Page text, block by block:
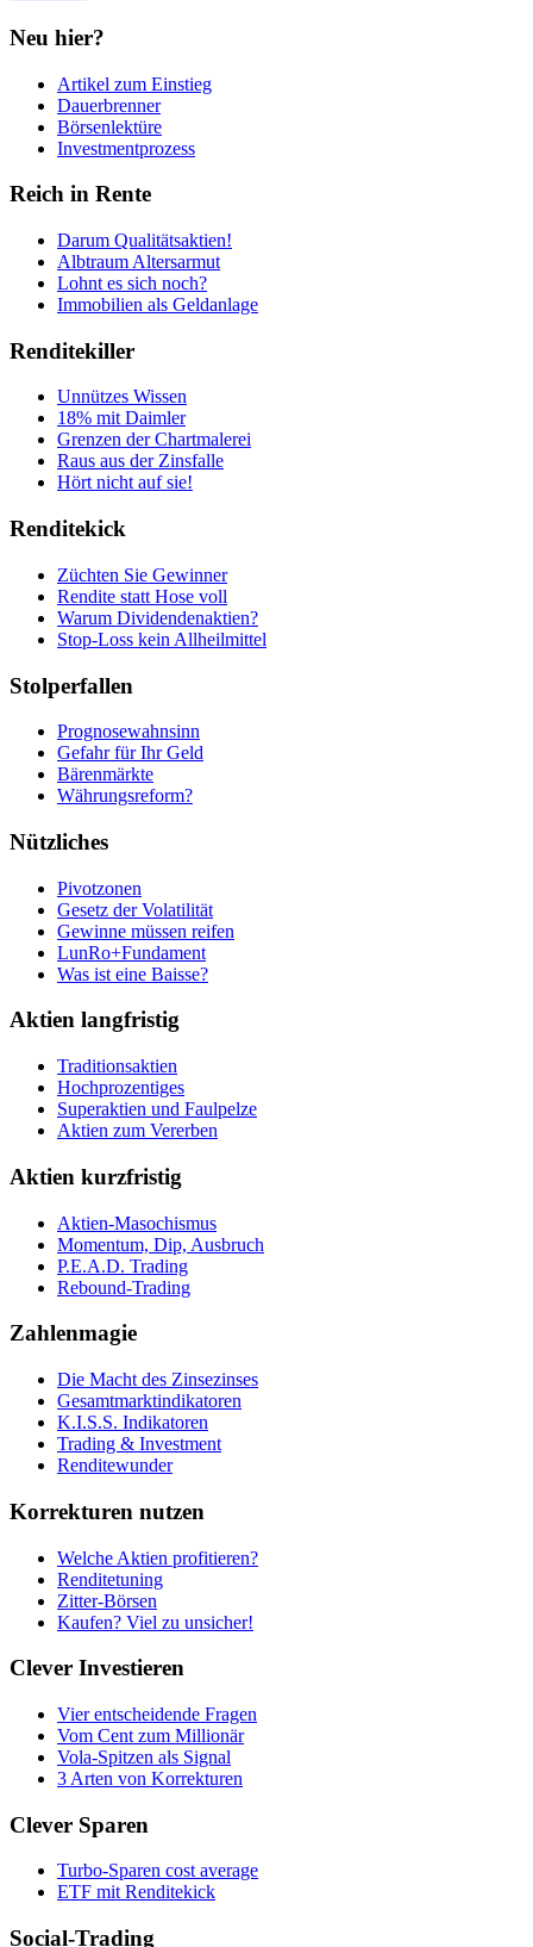
Neu hier?
Artikel zum Einstieg
Dauerbrenner
Börsenlektüre
Investmentprozess
Reich in Rente
Darum Qualitätsaktien!
Albtraum Altersarmut
Lohnt es sich noch?
Immobilien als Geldanlage
Renditekiller
Unnützes Wissen
18% mit Daimler
Grenzen der Chartmalerei
Raus aus der Zinsfalle
Hört nicht auf sie!
Renditekick
Züchten Sie Gewinner
Rendite statt Hose voll
Warum Dividendenaktien?
Stop-Loss kein Allheilmittel
Stolperfallen
Prognosewahnsinn
Gefahr für Ihr Geld
Bärenmärkte
Währungsreform?
Nützliches
Pivotzonen
Gesetz der Volatilität
Gewinne müssen reifen
LunRo+Fundament
Was ist eine Baisse?
Aktien langfristig
Traditionsaktien
Hochprozentiges
Superaktien und Faulpelze
Aktien zum Vererben
Aktien kurzfristig
Aktien-Masochismus
Momentum, Dip, Ausbruch
P.E.A.D. Trading
Rebound-Trading
Zahlenmagie
Die Macht des Zinsezinses
Gesamtmarktindikatoren
K.I.S.S. Indikatoren
Trading & Investment
Renditewunder
Korrekturen nutzen
Welche Aktien profitieren?
Renditetuning
Zitter-Börsen
Kaufen? Viel zu unsicher!
Clever Investieren
Vier entscheidende Fragen
Vom Cent zum Millionär
Vola-Spitzen als Signal
3 Arten von Korrekturen
Clever Sparen
Turbo-Sparen cost average
ETF mit Renditekick
Social-Trading